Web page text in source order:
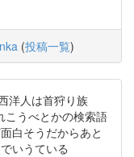
(投稿一覧)
洋人は首狩り族
こうべとかの検索語
白そうだからあと
いうている